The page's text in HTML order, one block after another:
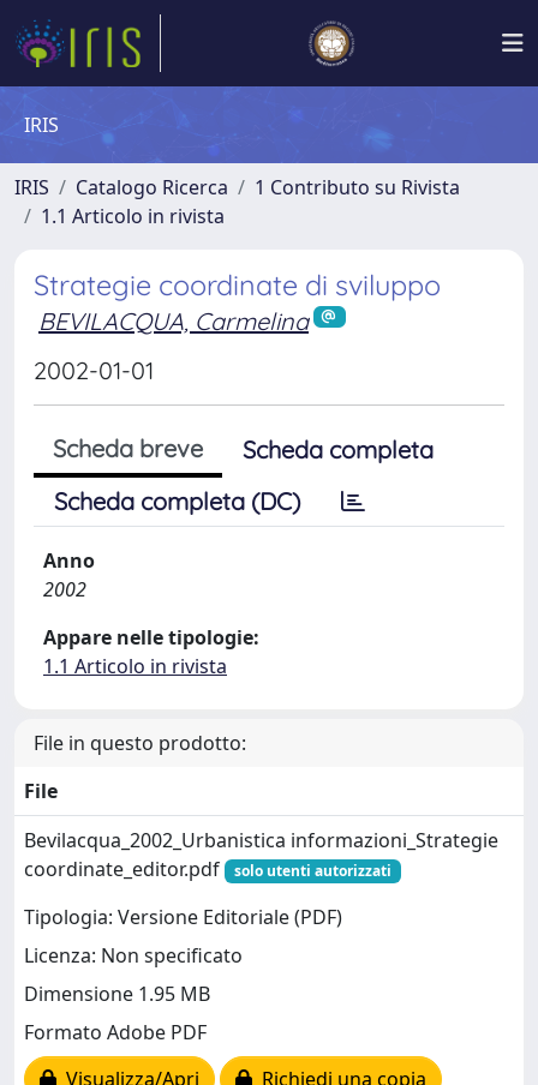
IRIS
IRIS Catalogo Ricerca
1 Contributo su Rivista
1.1 Articolo in rivista
Strategie coordinate di sviluppo
BEVILACQUA, Carmelina
2002-01-01
Scheda breve
Scheda completa
Scheda completa (DC)
Anno
2002
Appare nelle tipologie:
1.1 Articolo in rivista
File in questo prodotto:
File
Bevilacqua_2002_Urbanistica informazioni_Strategie
coordinate_editor.pdf
solo utenti autorizzati
Tipologia: Versione Editoriale (PDF)
Licenza: Non specificato
Dimensione 1.95 MB
Formato Adobe PDF
Visualizza/Apri
Richiedi una copia